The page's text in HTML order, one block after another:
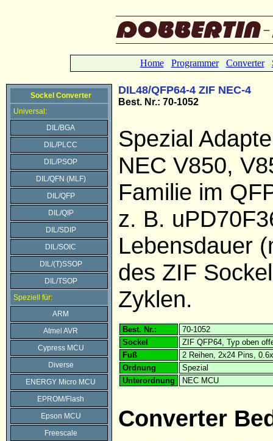
Home Programmer Converter
Sockel Converter
Universal:
DIL/BGA
DIL/PLCC
DIL/PSOP
DIL/QFN (MLF)
DIL/QFP
DIL/QIP
DIL/SDIP
DIL/SOIC
DIL/(T)SSOP
DIL/TSOP
Speziell für:
ARM
Atmel AVR
Cypress MCU
Diverse
ENERGY Micro MCU
EPROM/Flash
Epson MCU
Freescale
DIL48/QFP64-4 ZIF NEC-4
Best. Nr.: 70-1052
Spezial
NEC V850,
Familie im
z. B.
Lebensdauer
des ZIF
Zyklen.
Best. Nr.:
70-1052
Sockel
ZIF QFP64, Typ oben
Fuß
2 Reihen, 2x24 Pins,
Ordnung
Spezial
Unterordnung
NEC MCU
Converter